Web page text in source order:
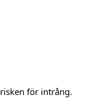
för intrång.